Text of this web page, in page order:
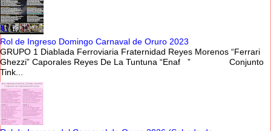
Rol de Ingreso Domingo Carnaval de Oruro 2023
GRUPO 1 Diablada Ferroviaria Fraternidad Reyes Morenos “Ferrari
Ghezzi” Caporales Reyes De La Tuntuna “Enaf ” Conjunto
Tink...